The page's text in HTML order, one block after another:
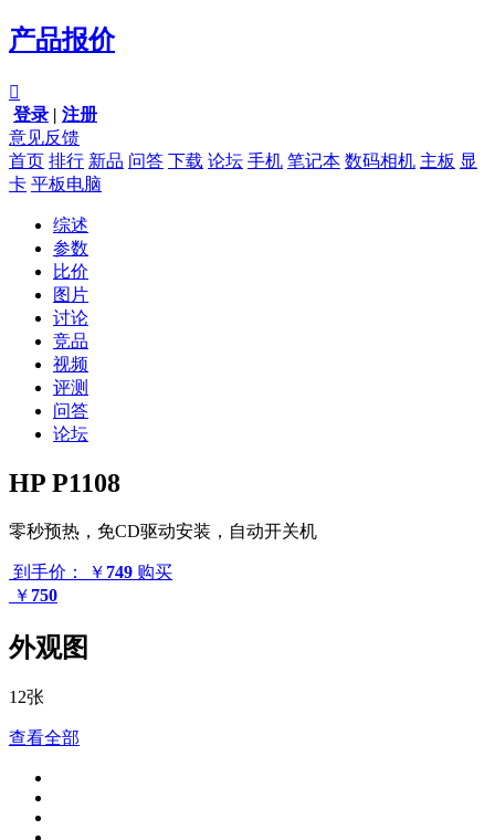
产品报价

登录 | 注册
意见反馈
首页 排行 新品 问答 下载 论坛 手机 笔记本 数码相机 主板 显
卡 平板电脑
综述
参数
比价
图片
讨论
竞品
视频
评测
问答
论坛
HP P1108
零秒预热，免CD驱动安装，自动开关机
到手价： ￥ 749 购买
￥ 750
外观图
12张
查看全部